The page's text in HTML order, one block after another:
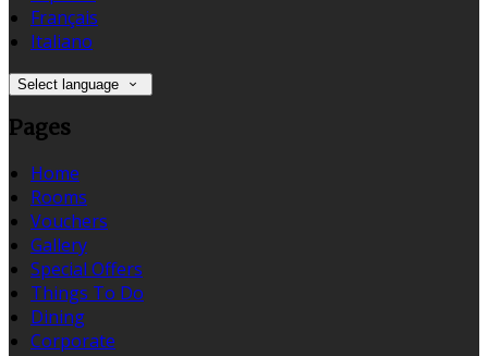
Français
Italiano
Select language
Pages
Home
Rooms
Vouchers
Gallery
Special Offers
Things To Do
Dining
Corporate